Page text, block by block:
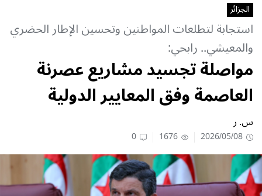
الجزائر
استجابة لتطلعات المواطنين وتحسين الإطار الحضري
والمعيشي.. رابحي:
مواصلة تجسيد مشاريع عصرنة
العاصمة وفق المعايير الدولية
س. ر
2026/05/08
1676
0